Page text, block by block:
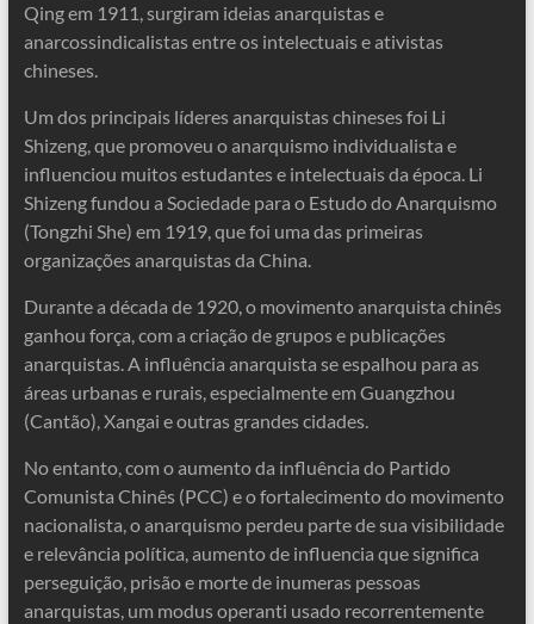
Qing em 1911, surgiram ideias anarquistas e
anarcossindicalistas entre os intelectuais e ativistas
chineses.
Um dos principais líderes anarquistas chineses foi Li
Shizeng, que promoveu o anarquismo individualista e
influenciou muitos estudantes e intelectuais da época. Li
Shizeng fundou a Sociedade para o Estudo do Anarquismo
(Tongzhi She) em 1919, que foi uma das primeiras
organizações anarquistas da China.
Durante a década de 1920, o movimento anarquista chinês
ganhou força, com a criação de grupos e publicações
anarquistas. A influência anarquista se espalhou para as
áreas urbanas e rurais, especialmente em Guangzhou
(Cantão), Xangai e outras grandes cidades.
No entanto, com o aumento da influência do Partido
Comunista Chinês (PCC) e o fortalecimento do movimento
nacionalista, o anarquismo perdeu parte de sua visibilidade
e relevância política, aumento de influencia que significa
perseguição, prisão e morte de inumeras pessoas
anarquistas, um modus operanti usado recorrentemente